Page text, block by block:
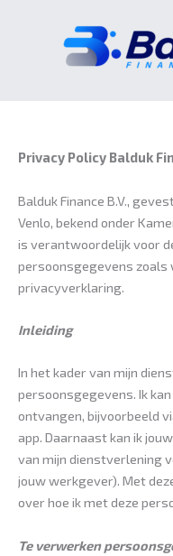
Privacy Policy Balduk
Balduk Finance B.V.,
Venlo, bekend onder
is verantwoordelijk voor
persoonsgegevens zoals
privacyverklaring.
Inleiding
In het kader van mijn
persoonsgegevens. Ik
ontvangen, bijvoorbeeld
app. Daarnaast kan ik
van mijn dienstverlening
jouw werkgever). Met
over hoe ik met deze
Te verwerken